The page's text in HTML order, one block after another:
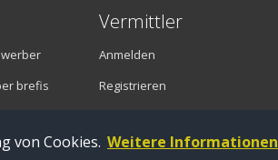
von Cookies. Weitere Informationen
brefis
Vermittler
Anmelden
Registrieren